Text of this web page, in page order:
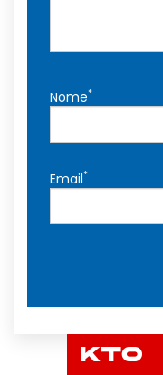
Nome*
Email*